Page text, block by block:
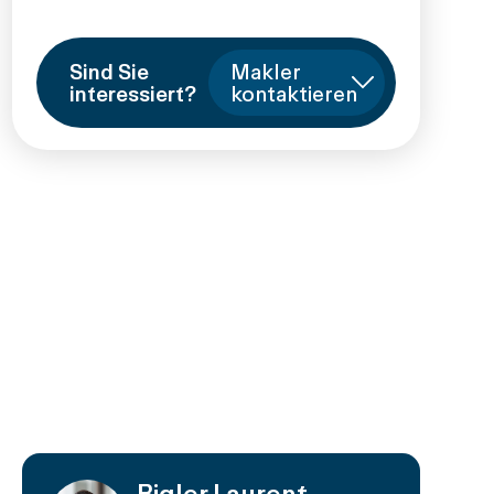
Sind Sie
interessiert?
Makler
kontaktieren